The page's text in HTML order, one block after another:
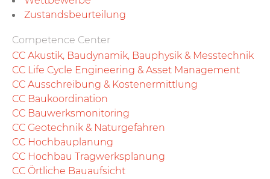
Zustands­beurteilung
Competence Center
CC Akustik, Baudynamik, Bauphysik & Messtechnik
CC Life Cycle Engineering & Asset Management
CC Ausschreibung & Kostenermittlung
CC Baukoordination
CC Bauwerksmonitoring
CC Geotechnik & Naturgefahren
CC Hochbauplanung
CC Hochbau Tragwerksplanung
CC Örtliche Bauaufsicht